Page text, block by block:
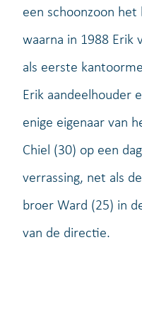
een schoonzoon
waarna in 1988 Erik
als eerste
Erik aandeelhouder
enige eigenaar van
Chiel (30) op een
verrassing, net als
broer Ward (25) in
van de directie.